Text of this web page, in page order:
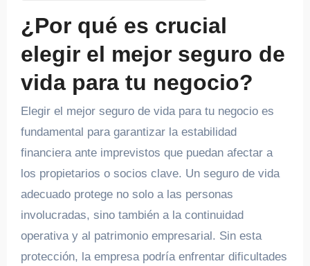
¿Por qué es crucial
elegir el mejor seguro de
vida para tu negocio?
Elegir el mejor seguro de vida para tu negocio es
fundamental para garantizar la estabilidad
financiera ante imprevistos que puedan afectar a
los propietarios o socios clave. Un seguro de vida
adecuado protege no solo a las personas
involucradas, sino también a la continuidad
operativa y al patrimonio empresarial. Sin esta
protección, la empresa podría enfrentar dificultades